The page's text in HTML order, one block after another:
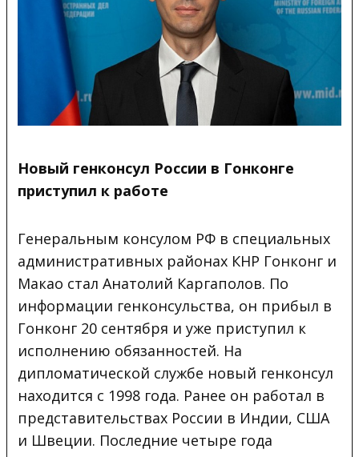
Новый генконсул России в Гонконге
приступил к работе
Генеральным консулом РФ в специальных
административных районах КНР Гонконг и
Макао стал Анатолий Каргаполов. По
информации генконсульства, он прибыл в
Гонконг 20 сентября и уже приступил к
исполнению обязанностей. На
дипломатической службе новый генконсул
находится с 1998 года. Ранее он работал в
представительствах России в Индии, США
и Швеции. Последние четыре года